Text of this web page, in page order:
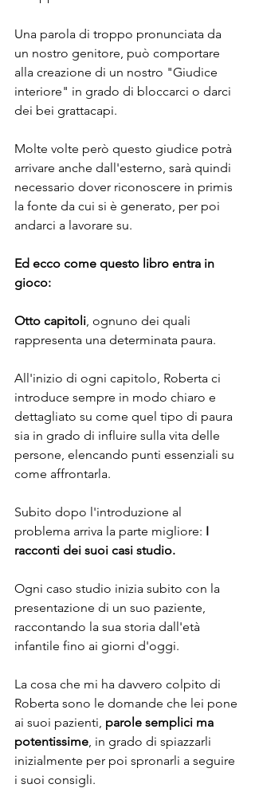
Una parola di troppo pronunciata da
un nostro genitore, può comportare
alla creazione di un nostro "Giudice
interiore" in grado di bloccarci o darci
dei bei grattacapi.
Molte volte però questo giudice potrà
arrivare anche dall'esterno, sarà quindi
necessario dover riconoscere in primis
la fonte da cui si è generato, per poi
andarci a lavorare su.
Ed ecco come questo libro entra in
gioco:
Otto capitoli, ognuno dei quali
rappresenta una determinata paura.
All'inizio di ogni capitolo, Roberta ci
introduce sempre in modo chiaro e
dettagliato su come quel tipo di paura
sia in grado di influire sulla vita delle
persone, elencando punti essenziali su
come affrontarla.
Subito dopo l'introduzione al
problema arriva la parte migliore: I
racconti dei suoi casi studio.
Ogni caso studio inizia subito con la
presentazione di un suo paziente,
raccontando la sua storia dall'età
infantile fino ai giorni d'oggi.
La cosa che mi ha davvero colpito di
Roberta sono le domande che lei pone
ai suoi pazienti, parole semplici ma
potentissime, in grado di spiazzarli
inizialmente per poi spronarli a seguire
i suoi consigli.